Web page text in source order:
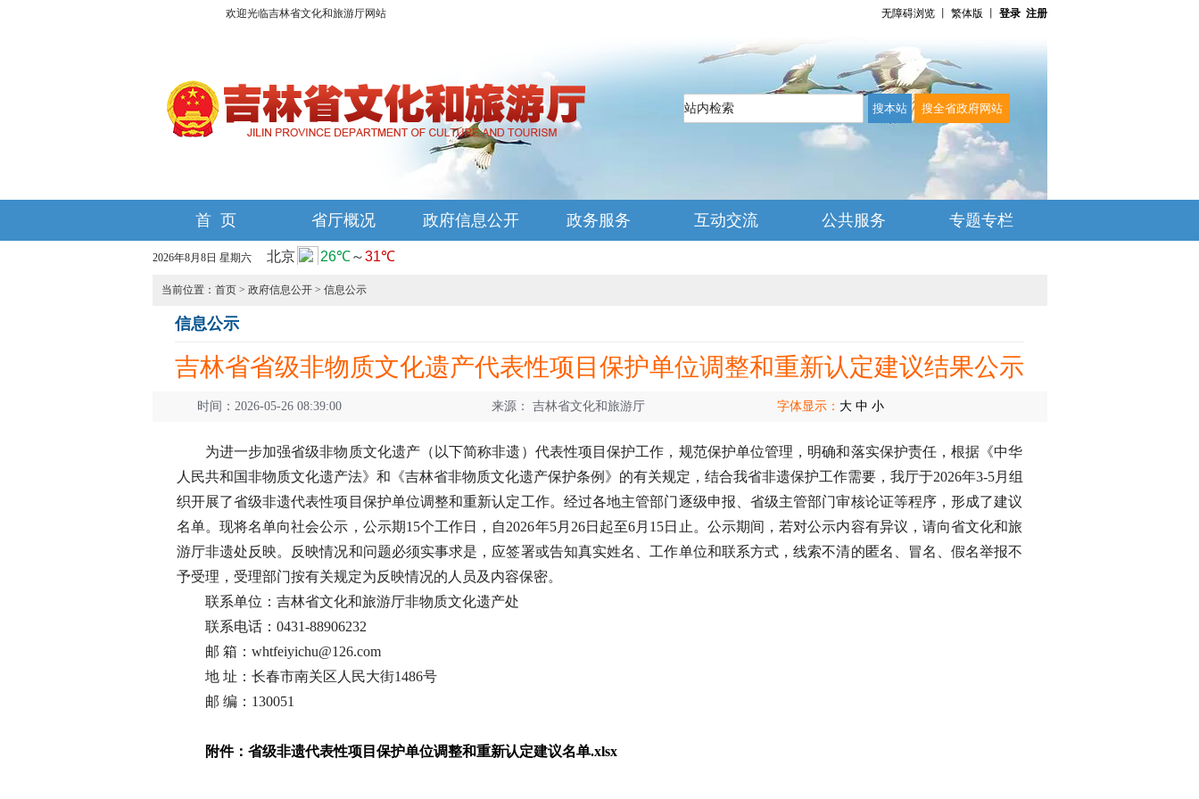
欢迎光临吉林省文化和旅游厅网站 无障碍浏览丨 繁体版 登录 注册
首 页 省厅概况 政府信息公开 政务服务 互动交流 公共服务 专题专栏
2026年8月8日 星期六
当前位置： 首页> 政府信息公开> 信息公示
信息公示
吉林省省级非物质文化遗产代表性项目保护单位调整和重新认定建议结果公示
时间：2026-05-26 08:39:00 来源： 吉林省文化和旅游厅 字体显示： 大 中 小
为进一步加强省级非物质文化遗产（以下简称非遗）代表性项目保护工作，规范保护单位管理，明确和落实保护责任，根据《中华
人民共和国非物质文化遗产法》和《吉林省非物质文化遗产保护条例》的有关规定，结合我省非遗保护工作需要，我厅于2026年3-5月组
织开展了省级非遗代表性项目保护单位调整和重新认定工作。经过各地主管部门逐级申报、省级主管部门审核论证等程序，形成了建议
名单。现将名单向社会公示，公示期15个工作日，自2026年5月26日起至6月15日止。公示期间，若对公示内容有异议，请向省文化和旅
游厅非遗处反映。反映情况和问题必须实事求是，应签署或告知真实姓名、工作单位和联系方式，线索不清的匿名、冒名、假名举报不
予受理，受理部门按有关规定为反映情况的人员及内容保密。
联系单位：吉林省文化和旅游厅非物质文化遗产处
联系电话：0431-88906232
邮 箱：whtfeiyichu@126.com
地 址：长春市南关区人民大街1486号
邮 编：130051
附件：省级非遗代表性项目保护单位调整和重新认定建议名单.xlsx